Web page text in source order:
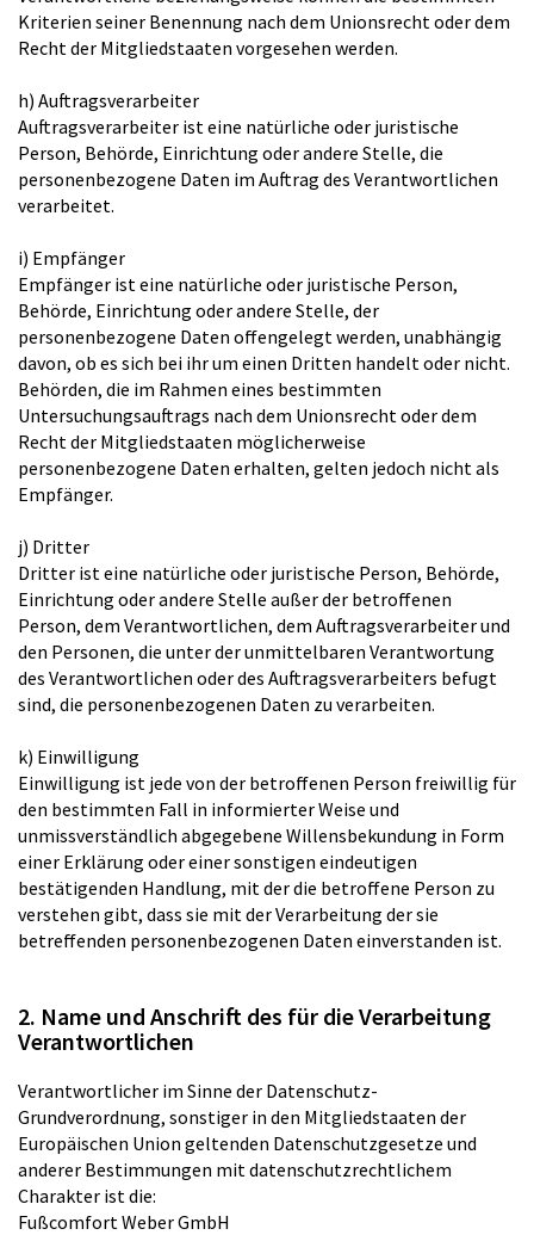
Kriterien seiner Benennung nach dem Unionsrecht oder dem
Recht der Mitgliedstaaten vorgesehen werden.
h) Auftragsverarbeiter
Auftragsverarbeiter ist eine natürliche oder juristische
Person, Behörde, Einrichtung oder andere Stelle, die
personenbezogene Daten im Auftrag des Verantwortlichen
verarbeitet.
i) Empfänger
Empfänger ist eine natürliche oder juristische Person,
Behörde, Einrichtung oder andere Stelle, der
personenbezogene Daten offengelegt werden, unabhängig
davon, ob es sich bei ihr um einen Dritten handelt oder nicht.
Behörden, die im Rahmen eines bestimmten
Untersuchungsauftrags nach dem Unionsrecht oder dem
Recht der Mitgliedstaaten möglicherweise
personenbezogene Daten erhalten, gelten jedoch nicht als
Empfänger.
j) Dritter
Dritter ist eine natürliche oder juristische Person, Behörde,
Einrichtung oder andere Stelle außer der betroffenen
Person, dem Verantwortlichen, dem Auftragsverarbeiter und
den Personen, die unter der unmittelbaren Verantwortung
des Verantwortlichen oder des Auftragsverarbeiters befugt
sind, die personenbezogenen Daten zu verarbeiten.
k) Einwilligung
Einwilligung ist jede von der betroffenen Person freiwillig für
den bestimmten Fall in informierter Weise und
unmissverständlich abgegebene Willensbekundung in Form
einer Erklärung oder einer sonstigen eindeutigen
bestätigenden Handlung, mit der die betroffene Person zu
verstehen gibt, dass sie mit der Verarbeitung der sie
betreffenden personenbezogenen Daten einverstanden ist.
2. Name und Anschrift des für die Verarbeitung
Verantwortlichen
Verantwortlicher im Sinne der Datenschutz-
Grundverordnung, sonstiger in den Mitgliedstaaten der
Europäischen Union geltenden Datenschutzgesetze und
anderer Bestimmungen mit datenschutzrechtlichem
Charakter ist die:
Fußcomfort Weber GmbH